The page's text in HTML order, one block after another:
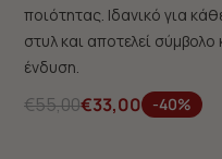
ποιότητας. Ιδανικό για
στυλ και αποτελεί
ένδυση.
€55,00€33,00 -40%